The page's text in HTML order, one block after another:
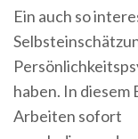
Ein auch so
haben. In diesem
Arbeiten sofort